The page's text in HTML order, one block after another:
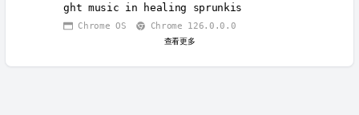
ght music in healing sprunkis
Chrome OS Chrome 126.0.0.0
查看更多